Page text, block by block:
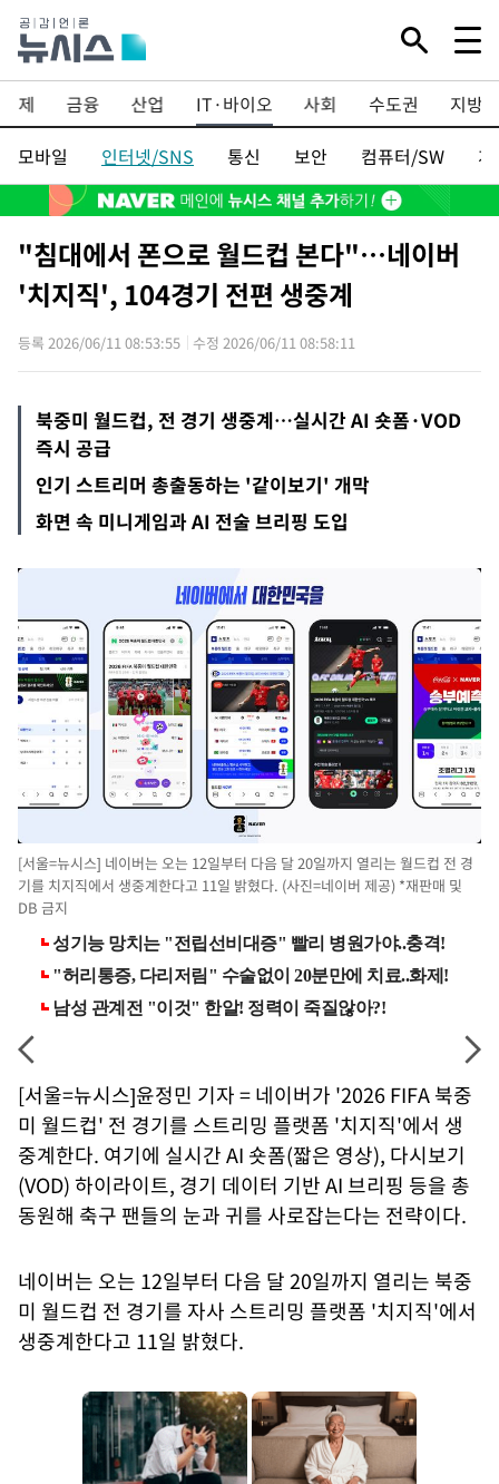
경제 금융 산업 IT·바이오 사회 수도권
지방
모바일
인터넷/SNS 통신 보안 컴퓨터/SW
"침대에서 폰으로 월드컵 본다"…네이버
'치지직', 104경기 전편 생중계
등록 2026/06/11 08:53:55 수정 2026/06/11 08:58:11
북중미 월드컵, 전 경기 생중계…실시간 AI 숏폼·VOD
즉시 공급
인기 스트리머 총출동하는 '같이보기' 개막
화면 속 미니게임과 AI 전술 브리핑 도입
[서울=뉴시스] 네이버는 오는 12일부터 다음 달 20일까지 열리는 월드컵 전 경
기를 치지직에서 생중계한다고 11일 밝혔다. (사진=네이버 제공) *재판매 및
DB 금지
[서울=뉴시스]윤정민 기자 = 네이버가 '2026 FIFA 북중
미 월드컵' 전 경기를 스트리밍 플랫폼 '치지직'에서 생
중계한다. 여기에 실시간 AI 숏폼(짧은 영상), 다시보기
(VOD) 하이라이트, 경기 데이터 기반 AI 브리핑 등을 총
동원해 축구 팬들의 눈과 귀를 사로잡는다는 전략이다.
네이버는 오는 12일부터 다음 달 20일까지 열리는 북중
미 월드컵 전 경기를 자사 스트리밍 플랫폼 '치지직'에서
생중계한다고 11일 밝혔다.